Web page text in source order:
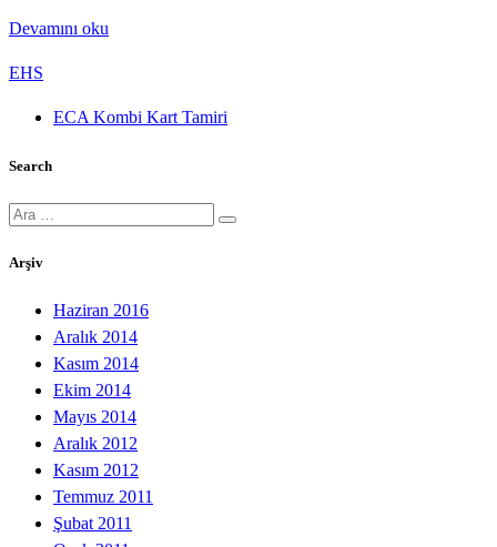
Devamını oku
EHS
ECA Kombi Kart Tamiri
Search
Ara:
Arşiv
Haziran 2016
Aralık 2014
Kasım 2014
Ekim 2014
Mayıs 2014
Aralık 2012
Kasım 2012
Temmuz 2011
Şubat 2011